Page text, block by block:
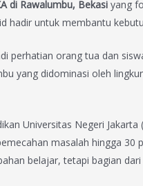
di Rawalumbu, Bekasi yang
hadir untuk membantu
perhatian orang tua dan
yang didominasi oleh
Universitas Negeri
masalah hingga
belajar, tetapi bagian